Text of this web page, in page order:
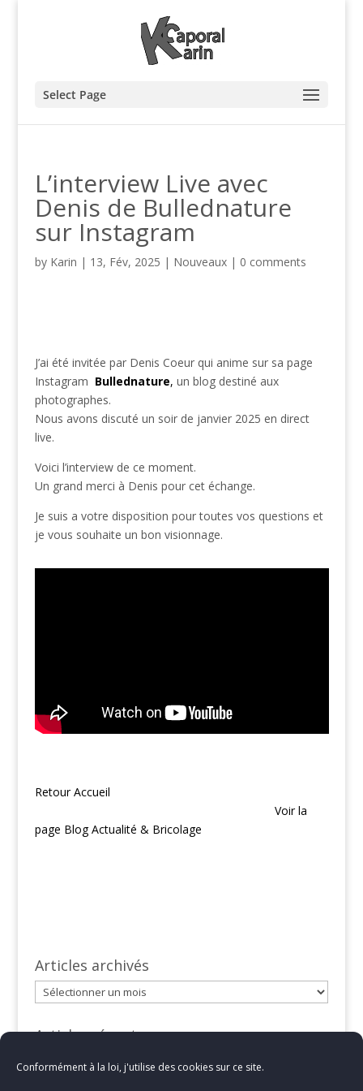
Conformément à la loi, j'utilise des cookies sur ce site.
Select Page
L’interview Live avec
Denis de Bullednature
sur Instagram
by Karin | 13, Fév, 2025 | Nouveaux| 0 comments
J’ai été invitée par Denis Coeur qui anime sur sa page
Instagram Bullednature, un blog destiné aux
photographes.
Nous avons discuté un soir de janvier 2025 en direct
live.
Voici l’interview de ce moment.
Un grand merci à Denis pour cet échange.
Je suis a votre disposition pour toutes vos questions et
je vous souhaite un bon visionnage.
Retour Accueil
Voir la
page Blog Actualité & Bricolage
Articles archivés
Articles
archivés
Articles récents
L’interview Live avec Denis de Bullednature sur